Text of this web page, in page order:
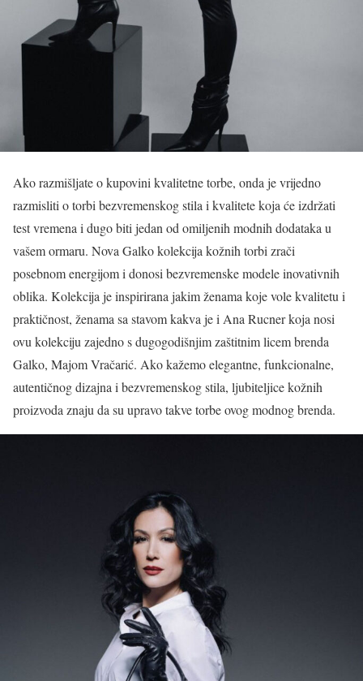
Ako razmišljate o kupovini kvalitetne torbe, onda je vrijedno
razmisliti o torbi bezvremenskog stila i kvalitete koja će izdržati
test vremena i dugo biti jedan od omiljenih modnih dodataka u
vašem ormaru. Nova Galko kolekcija kožnih torbi zrači
posebnom energijom i donosi bezvremenske modele inovativnih
oblika. Kolekcija je inspirirana jakim ženama koje vole kvalitetu i
praktičnost, ženama sa stavom kakva je i Ana Rucner koja nosi
ovu kolekciju zajedno s dugogodišnjim zaštitnim licem brenda
Galko, Majom Vračarić. Ako kažemo elegantne, funkcionalne,
autentičnog dizajna i bezvremenskog stila, ljubiteljice kožnih
proizvoda znaju da su upravo takve torbe ovog modnog brenda.